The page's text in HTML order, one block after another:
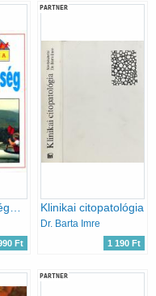
Ft
PARTNER
Klinikai citopatológia
Dr. Barta Imre
1 190 Ft
PARTNER